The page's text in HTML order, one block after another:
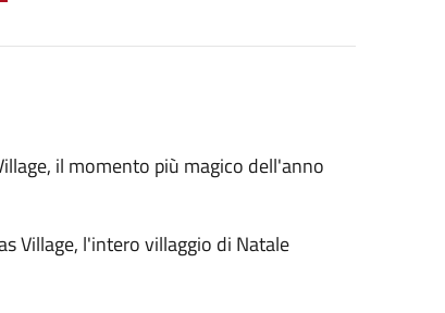
il momento più magico dell'anno
Village, l'intero villaggio di Natale